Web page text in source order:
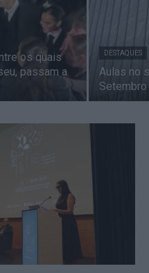
os quais
passam a
DESTAQUES
Aulas no
Setembro